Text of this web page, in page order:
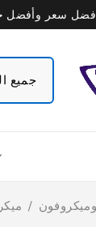
سعر وأفضل
/